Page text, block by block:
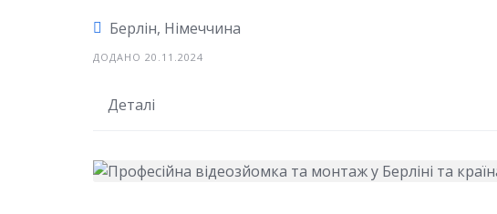
Берлін, Німеччина
ДОДАНО 20.11.2024
Деталі